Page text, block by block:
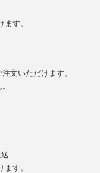
す。
文いただけます。
す。